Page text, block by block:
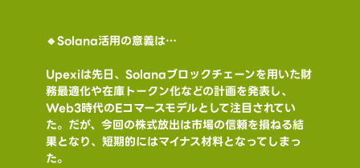
🔹Solana活用の意義は…
Upexiは先日、Solanaブロックチェーンを用いた財
務最適化や在庫トークン化などの計画を発表し、
Web3時代のEコマースモデルとして注目されてい
た。だが、今回の株式放出は市場の信頼を損ねる結
果となり、短期的にはマイナス材料となってしまっ
た。